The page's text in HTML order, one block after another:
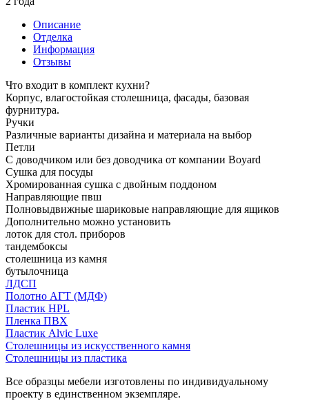
Описание
Отделка
Информация
Отзывы
Что входит в комплект кухни?
Корпус, влагостойкая столешница, фасады, базовая
фурнитура.
Ручки
Различные варианты дизайна и материала на выбор
Петли
С доводчиком или без доводчика от компании Boyard
Сушка для посуды
Хромированная сушка с двойным поддоном
Направляющие пвш
Полновыдвижные шариковые направляющие для ящиков
Дополнительно можно установить
лоток для стол. приборов
тандембоксы
столешница из камня
бутылочница
ЛДСП
Полотно АГТ (МДФ)
Пластик HPL
Пленка ПВХ
Пластик Alvic Luxe
Столешницы из искусственного камня
Столешницы из пластика
Все образцы мебели изготовлены по индивидуальному
проекту в единственном экземпляре.